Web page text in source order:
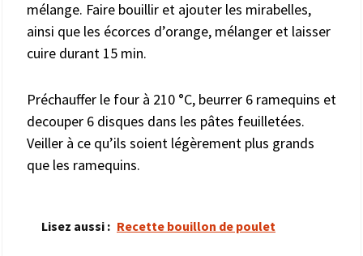
mélange. Faire bouillir et ajouter les mirabelles,
ainsi que les écorces d’orange, mélanger et laisser
cuire durant 15 min.
Préchauffer le four à 210 °C, beurrer 6 ramequins et
decouper 6 disques dans les pâtes feuilletées.
Veiller à ce qu’ils soient légèrement plus grands
que les ramequins.
Lisez aussi : Recette bouillon de poulet